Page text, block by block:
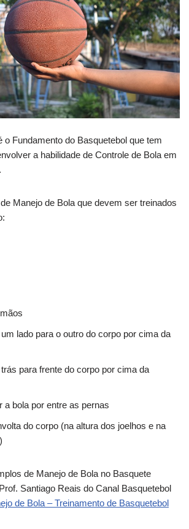
o Fundamento do Basquetebol que tem
a habilidade de Controle de Bola em
Manejo de Bola que devem ser treinados
lado para o outro do corpo por cima da
para frente do corpo por cima da
a bola por entre as pernas
do corpo (na altura dos joelhos e na
de Manejo de Bola no Basquete
Santiago Reais do Canal Basquetebol
de Bola – Treinamento de Basquetebol